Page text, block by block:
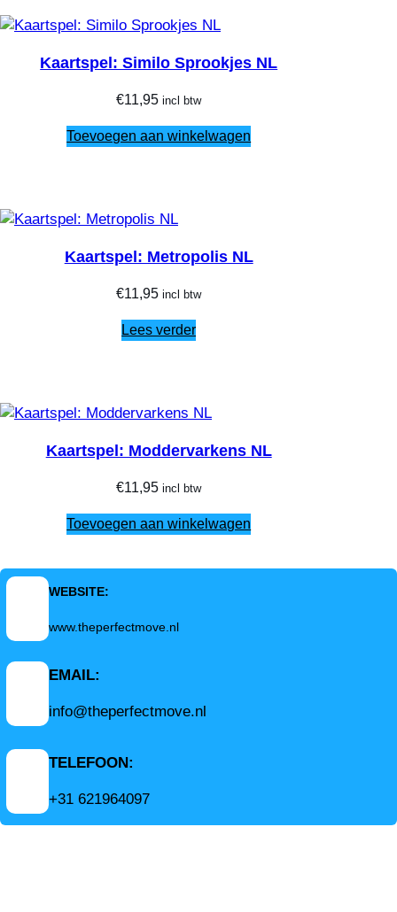
Kaartspel: Similo Sprookjes NL
€11,95 incl btw
Toevoegen aan winkelwagen
Kaartspel: Metropolis NL
€11,95 incl btw
Lees verder
Kaartspel: Moddervarkens NL
€11,95 incl btw
Toevoegen aan winkelwagen
WEBSITE:
www.theperfectmove.nl
EMAIL:
info@theperfectmove.nl
TELEFOON:
+31 621964097